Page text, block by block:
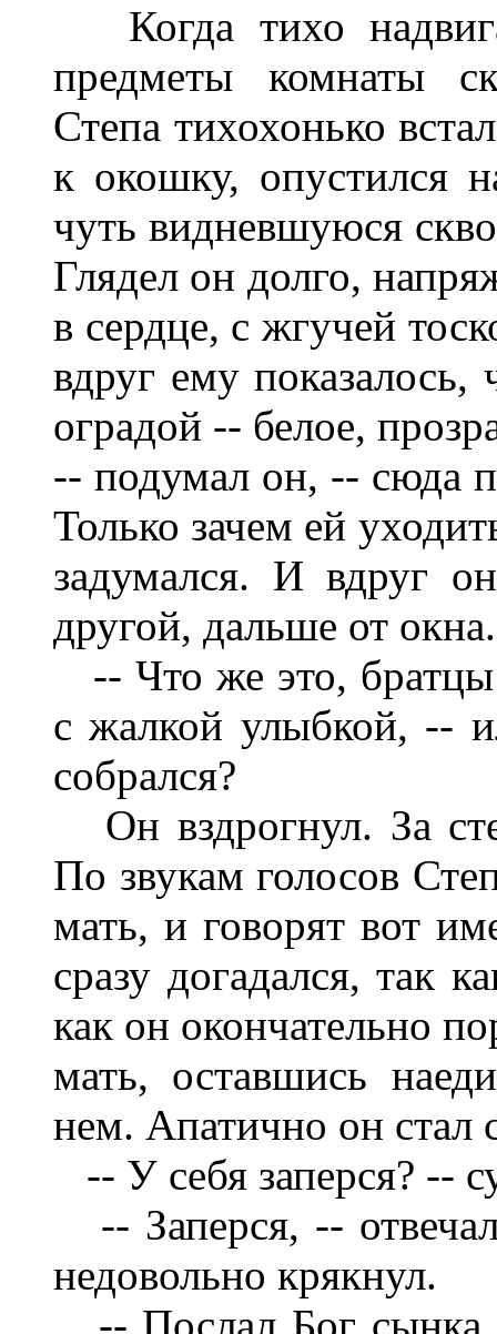
Когда тихо
предметы комнаты
Степа тихохонько
к окошку, опустился
чуть видневшуюся
Глядел он долго,
в сердце, с жгучей
вдруг ему показалось,
оградой -- белое,
-- подумал он, -- сюда
Только зачем ей
задумался. И вдруг
другой, дальше от окна.
-- Что же это,
с жалкой улыбкой, --
собрался?
Он вздрогнул. За
По звукам голосов
мать, и говорят вот
сразу догадался, так
как он окончательно
мать, оставшись
нем. Апатично он стал
-- У себя заперся? --
-- Заперся, --
недовольно крякнул.
-- Послал Бог сынка,